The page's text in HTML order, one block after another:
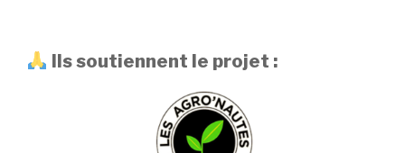
Ils soutiennent le projet :